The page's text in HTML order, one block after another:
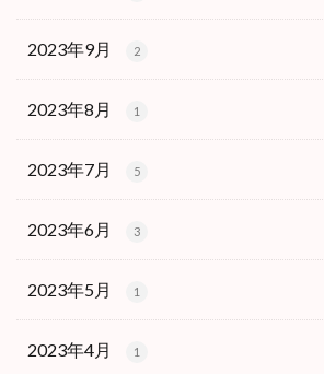
2023年9月 2
2023年8月 1
2023年7月 5
2023年6月 3
2023年5月 1
2023年4月 1